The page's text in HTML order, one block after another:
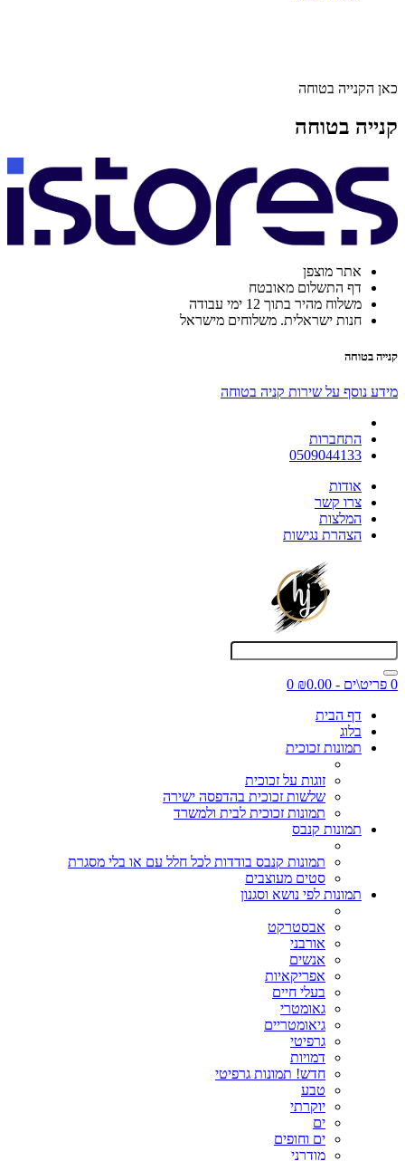
כאן הקנייה בטוחה
קנייה בטוחה
אתר מוצפן
דף התשלום מאובטח
משלוח מהיר בתוך 12 ימי עבודה
חנות ישראלית. משלוחים מישראל
קנייה בטוחה
מידע נוסף על שירות קניה בטוחה
התחברות
0509044133
אודות
צרו קשר
המלצות
הצהרת נגישות
0 פריט\ים - ₪0.00
0
דף הבית
בלוג
תמונות זכוכית
זוגות על זכוכית
שלשות זכוכית בהדפסה ישירה
תמונות זכוכית לבית ולמשרד
תמונות קנבס
תמונות קנבס בודדות לכל חלל עם או בלי מסגרת
סטים מעוצבים
תמונות לפי נושא וסגנון
אבסטרקט
אורבני
אנשים
אפריקאיות
בעלי חיים
גאומטרי
גיאומטריים
גרפיטי
דמויות
חדש! תמונות גרפיטי
טבע
יוקרתי
ים
ים וחופים
מודרני